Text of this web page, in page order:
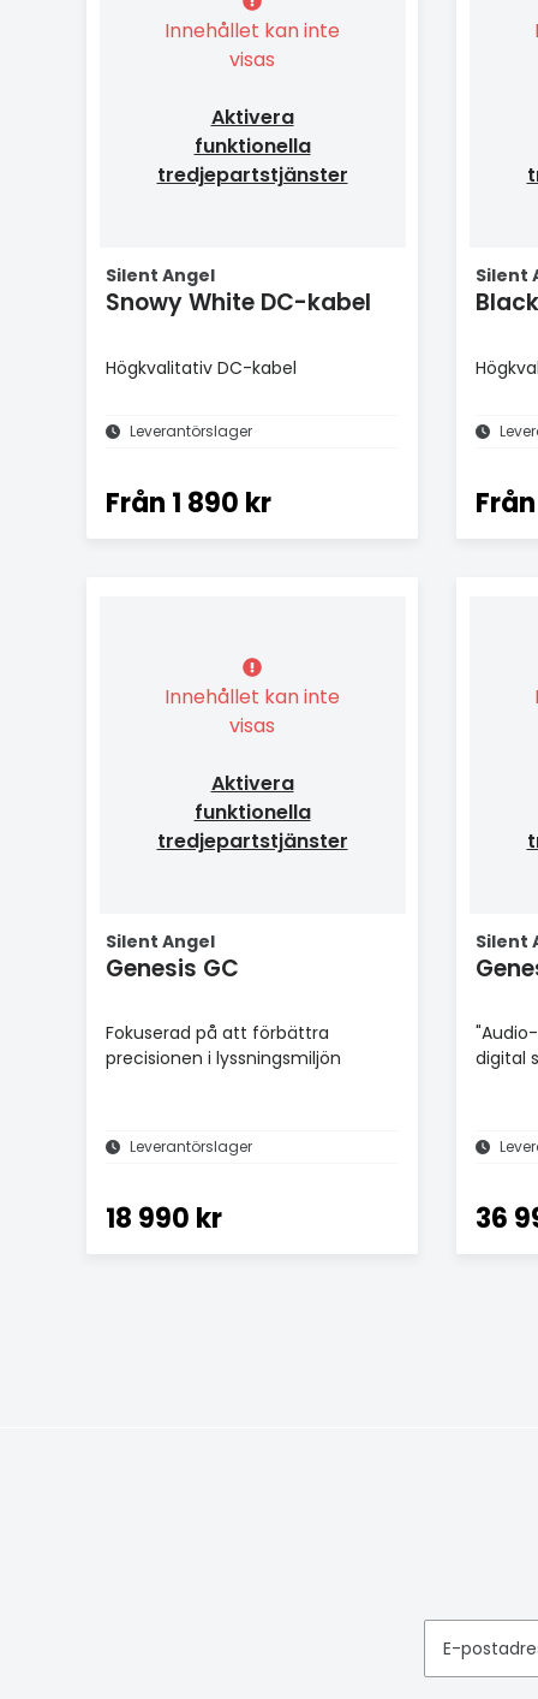
Innehållet kan inte
visas
Aktivera
funktionella
tredjepartstjänster
Silent Angel
Snowy White DC-kabel
Högkvalitativ DC-kabel
Leverantörslager
Från 1 890 kr
Silent
Från
Innehållet kan inte
visas
Aktivera
funktionella
tredjepartstjänster
Silent Angel
Genesis GC
Fokuserad på att förbättra
precisionen i lyssningsmiljön
Leverantörslager
18 990 kr
Silent
digital
36
E-